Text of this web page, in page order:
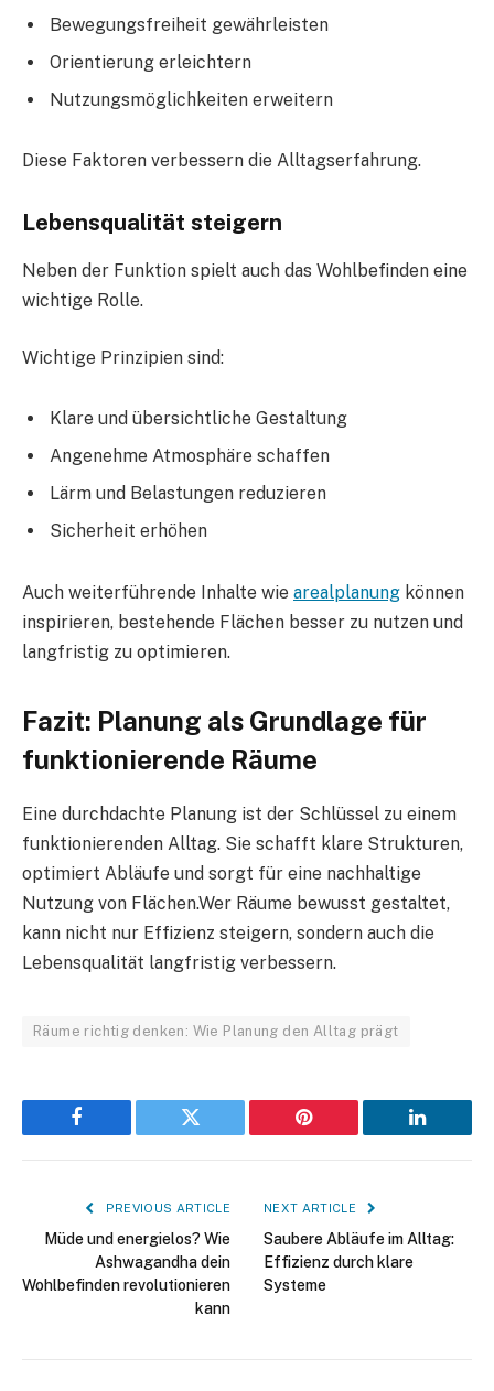
Bewegungsfreiheit gewährleisten
Orientierung erleichtern
Nutzungsmöglichkeiten erweitern
Diese Faktoren verbessern die Alltagserfahrung.
Lebensqualität steigern
Neben der Funktion spielt auch das Wohlbefinden eine
wichtige Rolle.
Wichtige Prinzipien sind:
Klare und übersichtliche Gestaltung
Angenehme Atmosphäre schaffen
Lärm und Belastungen reduzieren
Sicherheit erhöhen
Auch weiterführende Inhalte wie arealplanung können
inspirieren, bestehende Flächen besser zu nutzen und
langfristig zu optimieren.
Fazit: Planung als Grundlage für
funktionierende Räume
Eine durchdachte Planung ist der Schlüssel zu einem
funktionierenden Alltag. Sie schafft klare Strukturen,
optimiert Abläufe und sorgt für eine nachhaltige
Nutzung von Flächen.Wer Räume bewusst gestaltet,
kann nicht nur Effizienz steigern, sondern auch die
Lebensqualität langfristig verbessern.
Räume richtig denken: Wie Planung den Alltag prägt
Facebook Twitter Pinterest LinkedIn
PREVIOUS ARTICLE
Müde und energielos? Wie
Ashwagandha dein
Wohlbefinden revolutionieren
kann
NEXT ARTICLE
Saubere Abläufe im Alltag:
Effizienz durch klare
Systeme